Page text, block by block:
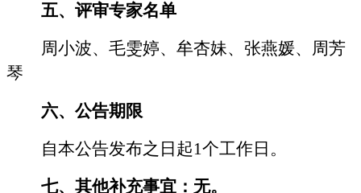
五、评审专家名单
周小波、毛雯婷、牟杏妹、 张燕媛、 周芳
琴
六、公告期限
自本公告发布之日起1个工作日。
七、其他补充事宜：无。